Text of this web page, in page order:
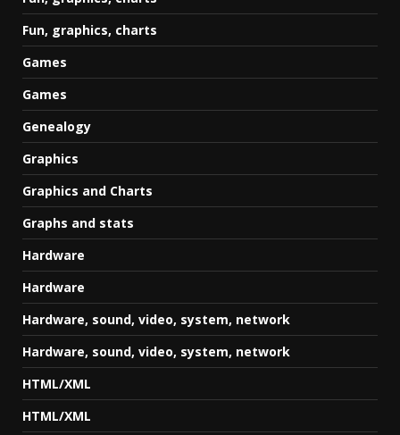
Fun, graphics, charts
Games
Games
Genealogy
Graphics
Graphics and Charts
Graphs and stats
Hardware
Hardware
Hardware, sound, video, system, network
Hardware, sound, video, system, network
HTML/XML
HTML/XML